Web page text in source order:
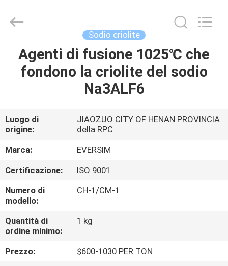
CASA.
VIDEO
SU
DI
NOI
VISITA
ALLA
FABBRICA
Imp.&Exp.Co.,Ltd.
Sodio criolite
Agenti di fusione 1025℃ che
fondono la criolite del sodio
Na3ALF6
Luogo di
origine:
JIAOZUO CITY OF HENAN PROVINCIA
della RPC
Marca:
EVERSIM
Certificazione:
ISO 9001
Numero di
modello:
CH-1/CM-1
Quantità di
ordine minimo:
1 kg
Prezzo:
$600-1030 PER TON